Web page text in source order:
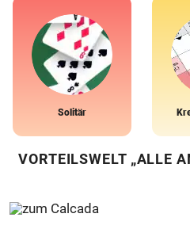
Solitär
VORTEILSWELT „ALLE